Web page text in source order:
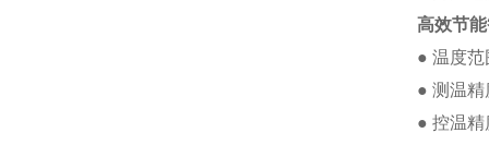
高效节
● 温度
● 测温
● 控温